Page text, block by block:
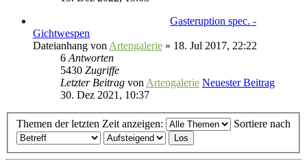
Gasteruption spec. -
Gichtwespen
Dateianhang von Artengalerie » 18. Jul 2017, 22:22
6 Antworten
5430 Zugriffe
Letzter Beitrag von Artengalerie Neuester Beitrag
30. Dez 2021, 10:37
Themen der letzten Zeit anzeigen: Sortiere nach